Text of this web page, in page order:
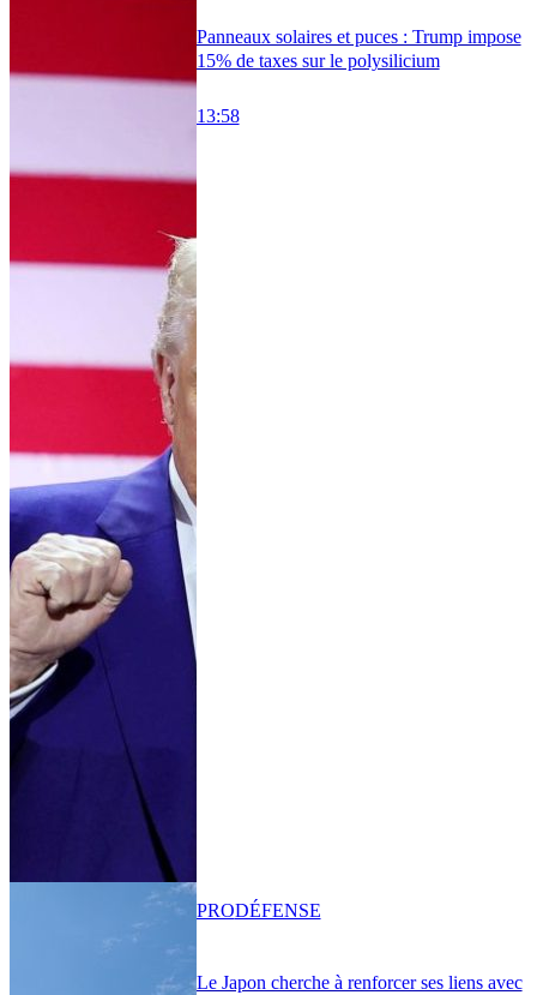
Panneaux solaires et puces : Trump impose
15% de taxes sur le polysilicium
13:58
Le Japon cherche à renforcer ses liens avec
PRODÉFENSE